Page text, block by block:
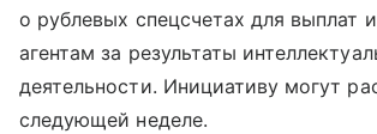
о рублевых спецсчетах для выплат
агентам за результаты
деятельности. Инициативу могут
следующей неделе.